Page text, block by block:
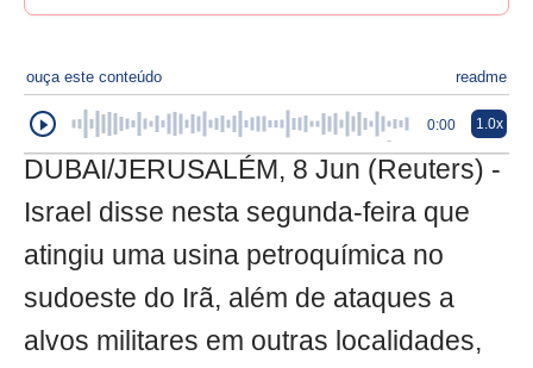
ouça este conteúdo readme
0:00 1.0x
DUBAI/JERUSALÉM, 8 Jun (Reuters) -
Israel disse nesta segunda-feira que
atingiu uma usina petroquímica no
sudoeste do Irã, além de ataques a
alvos militares em outras localidades,